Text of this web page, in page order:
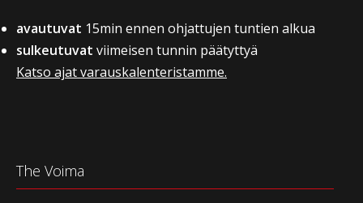
avautuvat 15min ennen ohjattujen tuntien alkua
sulkeutuvat viimeisen tunnin päätyttyä
Katso ajat varauskalenteristamme.
The Voima